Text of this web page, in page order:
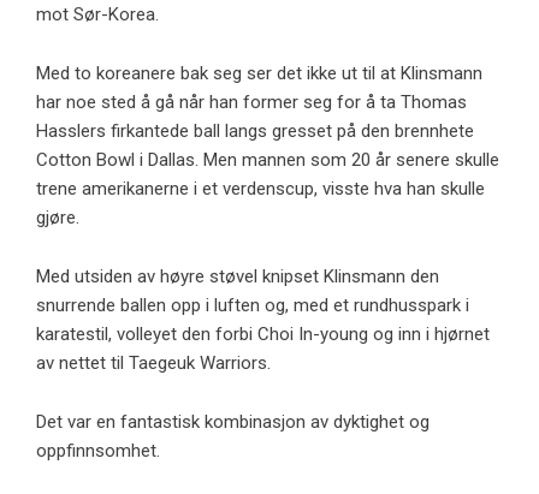
mot Sør-Korea.
Med to koreanere bak seg ser det ikke ut til at Klinsmann
har noe sted å gå når han former seg for å ta Thomas
Hasslers firkantede ball langs gresset på den brennhete
Cotton Bowl i Dallas. Men mannen som 20 år senere skulle
trene amerikanerne i et verdenscup, visste hva han skulle
gjøre.
Med utsiden av høyre støvel knipset Klinsmann den
snurrende ballen opp i luften og, med et rundhusspark i
karatestil, volleyet den forbi Choi In-young og inn i hjørnet
av nettet til Taegeuk Warriors.
Det var en fantastisk kombinasjon av dyktighet og
oppfinnsomhet.